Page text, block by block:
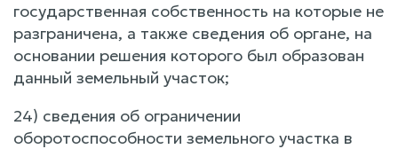
государственная собственность на которые не
разграничена, а также сведения об органе, на
основании решения которого был образован
данный земельный участок;
24) сведения об ограничении
оборотоспособности земельного участка в